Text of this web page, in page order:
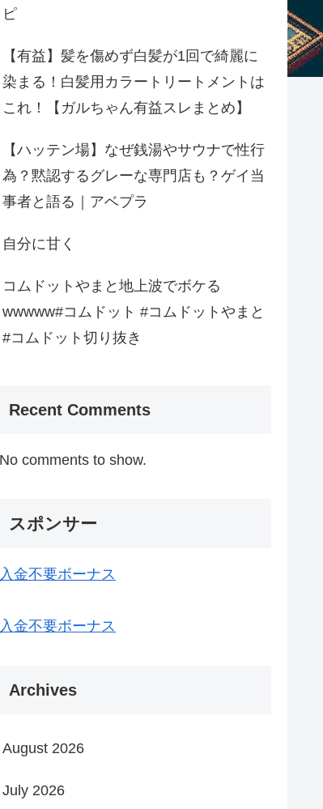
ピ
【有益】髪を傷めず白髪が1回で綺麗に
染まる！白髪用カラートリートメントは
これ！【ガルちゃん有益スレまとめ】
【ハッテン場】なぜ銭湯やサウナで性行
為？黙認するグレーな専門店も？ゲイ当
事者と語る｜アベプラ
自分に甘く
コムドットやまと地上波でボケる
wwwww#コムドット #コムドットやまと
#コムドット切り抜き
Recent Comments
No comments to show.
スポンサー
入金不要ボーナス
入金不要ボーナス
Archives
August 2026
July 2026